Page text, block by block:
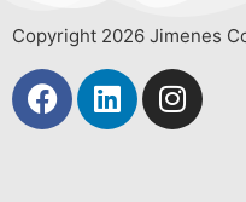
Copyright 2026 Jimenes